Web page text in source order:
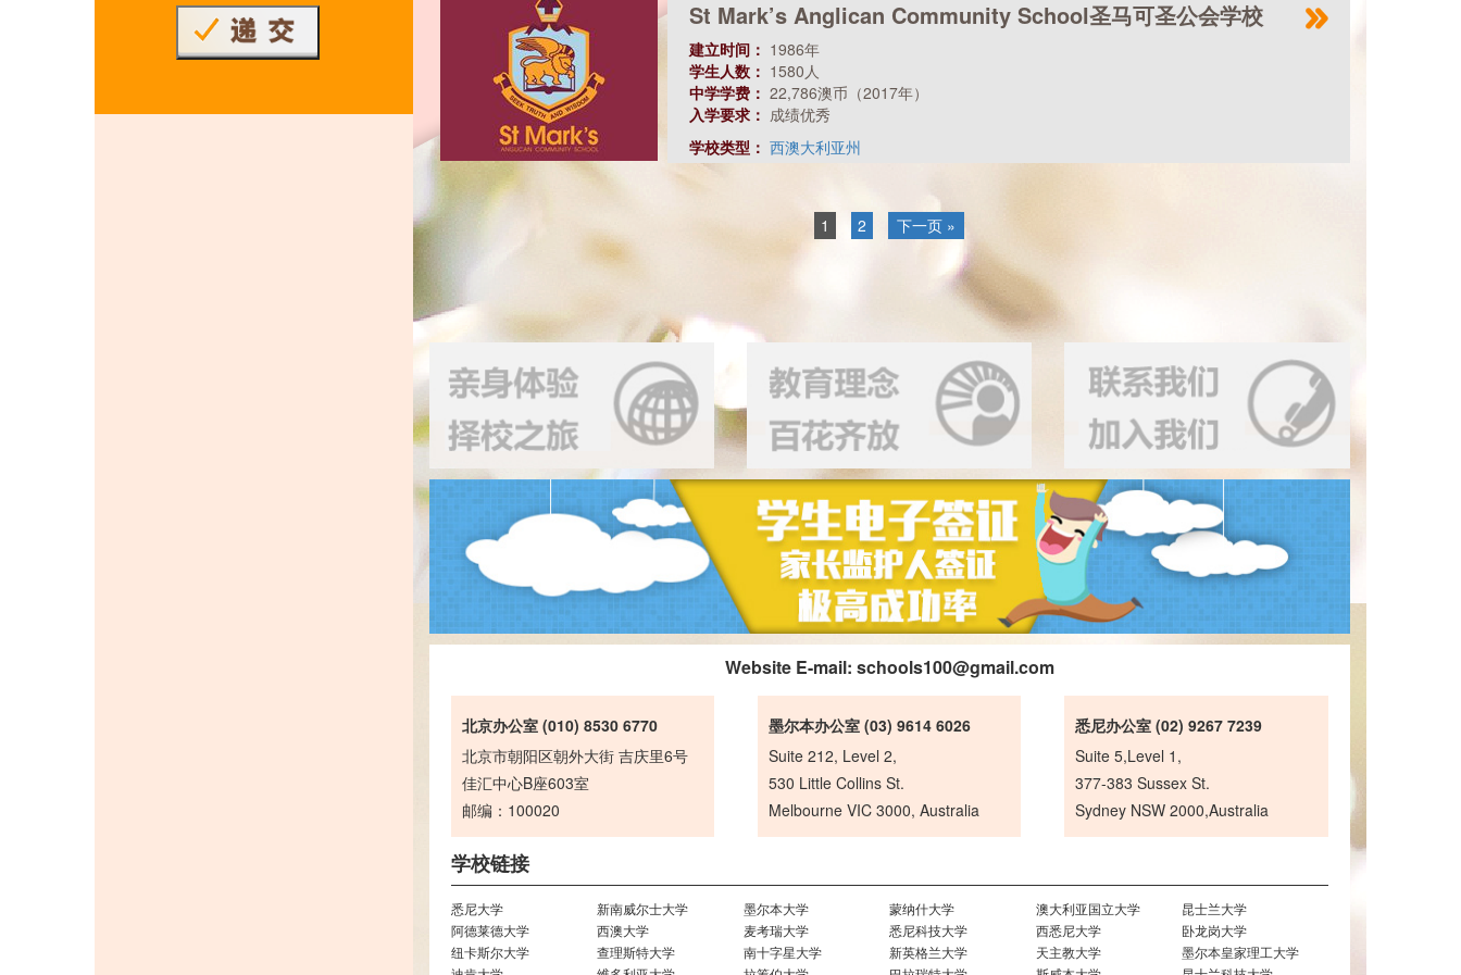
St Mark’s Anglican Community School圣马可圣公会学校
建立时间： 1986年
学生人数： 1580人
中学学费： 22,786澳币（2017年）
入学要求： 成绩优秀
学校类型： 西澳大利亚州
1 2 下一页 »
Website E-mail: schools100@gmail.com
北京办公室 (010) 8530 6770
北京市朝阳区朝外大街 吉庆里6号
佳汇中心B座603室
邮编：100020
墨尔本办公室 (03) 9614 6026
Suite 212, Level 2,
530 Little Collins St.
Melbourne VIC 3000, Australia
悉尼办公室 (02) 9267 7239
Suite 5,Level 1,
377-383 Sussex St.
Sydney NSW 2000,Australia
学校链接
悉尼大学 新南威尔士大学 墨尔本大学 蒙纳什大学 澳大利亚国立大学
昆士兰大学
阿德莱德大学
西澳大学 麦考瑞大学 悉尼科技大学 西悉尼大学
卧龙岗大学
纽卡斯尔大学
查理斯特大学 南十字星大学 新英格兰大学 天主教大学
墨尔本皇家理工大学